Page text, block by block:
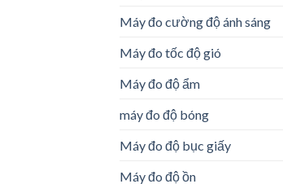
Máy đo cường độ ánh sáng
Máy đo tốc độ gió
Máy đo độ ẩm
máy đo độ bóng
Máy đo độ bục giấy
Máy đo độ ồn